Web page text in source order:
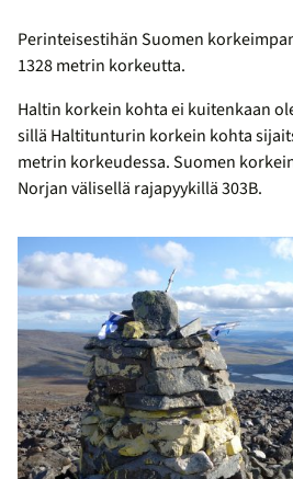
Perinteisestihän Suomen
1328 metrin korkeutta.
Haltin korkein kohta ei kuitenkaan
sillä Haltitunturin korkein kohta
metrin korkeudessa. Suomen
Norjan välisellä rajapyykillä 303B.